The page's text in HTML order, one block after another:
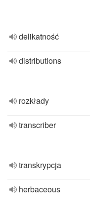
delikatność
distributions
rozkłady
transcriber
transkrypcja
herbaceous